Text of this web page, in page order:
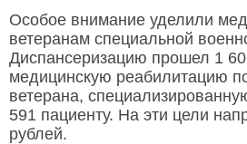
Особое внимание уделили
ветеранам специальной
Диспансеризацию прошел 1
медицинскую реабилитацию
ветерана,
591 пациенту. На эти цели
рублей.